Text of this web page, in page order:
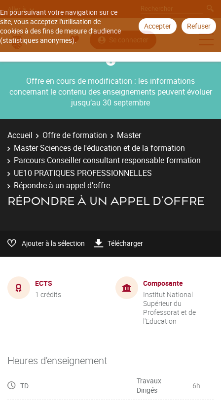
En poursuivant votre navigation sur ce
site, vous acceptez l'utilisation de
cookies à des fins de mesure d'audience
(statistiques anonymes).
Accepter Refuser
Aller à
Se connecter
Offre en cours de modification : les informations
concernant le contenu des enseignements peuvent évoluer
jusqu’au 30 septembre
Accueil Offre de formation
Master
Master Sciences de l'éducation et de la formation
Parcours Conseiller consultant responsable formation
UE10 PRATIQUES PROFESSIONNELLES
Répondre à un appel d'offre
RÉPONDRE À UN APPEL D'OFFRE
Ajouter à la sélection Télécharger
ECTS
1 crédits
Composante
Institut National
Supérieur du
Professorat et de
l'Education
Heures d'enseignement
TD
Travaux
Dirigés
6h